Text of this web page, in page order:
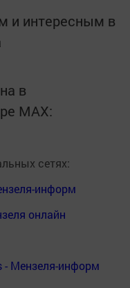
и интересным в
в
MАХ:
сетях:
информ
онлайн
- Мензеля-информ